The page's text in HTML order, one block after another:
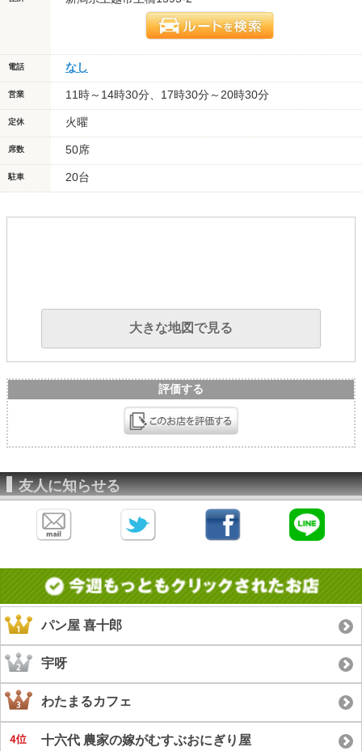
電話 なし
営業 11時～14時30分、17時30分～20時30分
定休 火曜
席数 50席
駐車 20台
大きな地図で見る
評価する
友人に知らせる
パン屋 喜十郎
宇呀
わたまるカフェ
十六代 農家の嫁がむすぶおにぎり屋